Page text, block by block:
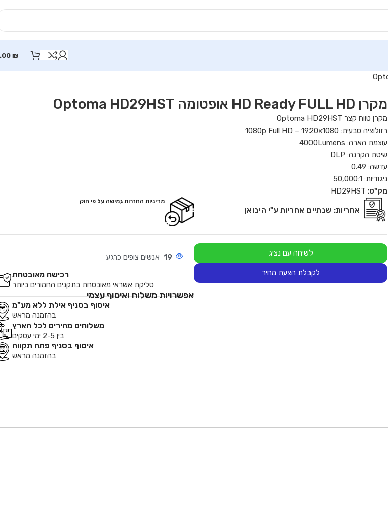
₪
מקרן HD Ready FULL HD אופטומה Optoma HD29HST
מקרן טווח קצר Optoma HD29HST
רזולוציה טבעית: 1080p Full HD – 1920×1080
עוצמת הארה: 4000Lumens
שיטת הקרנה: DLP
עדשה: 0.49
ניגודיות: 50,000:1
מק"ט: HD29HST
אחריות: שנתיים אחריות ע"י היבואן
מדיניות החזרות גמישה על פי חוק
לשיחה עם נציג
לקבלת הצעת מחיר
19 אנשים צופים כרגע
רכישה מאובטחת
סליקת אשראי מאובטחת בתקנים החמורים ביותר
אפשרויות משלוח ואיסוף עצמי
איסוף בסניף אילת ללא מע"מ
בהזמנה מראש
משלוחים מהירים לכל הארץ
בין 2-5 ימי עסקים
איסוף בסניף פתח תקווה
בהזמנה מראש